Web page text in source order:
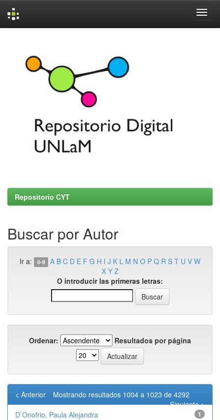
Repositorio CYT
Buscar por Autor
Ir a: 0-9 A B C D E F G H I J K L M N O P Q R S T U V W
X Y Z
O introducir las primeras letras:
Ordenar: Resultados por página
Mostrando resultados 1004 a 1023 de 4292
< Anterior
Siguiente >
D ́Onofrio, Paula Alejandra
1